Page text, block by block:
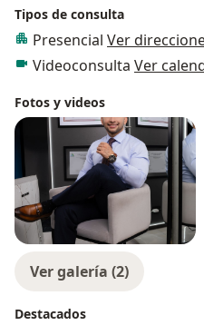
Tipos de consulta
Presencial Ver
Videoconsulta Ver
Fotos y videos
Ver galería (2)
Destacados